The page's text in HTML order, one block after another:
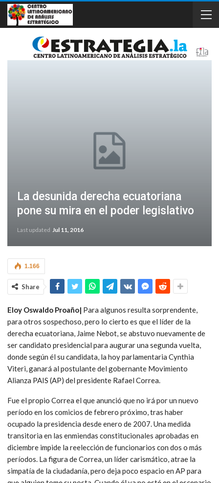
La desunida derecha ecuatoriana
pone su mira en el poder legislativo
Last updated Jul 11, 2016
1.166
Share
Eloy Oswaldo Proaño| Para algunos resulta sorprendente,
para otros sospechoso, pero lo cierto es que el líder de la
derecha ecuatoriana, Jaime Nebot, se abstuvo nuevamente de
ser candidato presidencial para augurar una segunda vuelta,
donde según él su candidata, la hoy parlamentaria Cynthia
Viteri, ganará al postulante del gobernante Movimiento
Alianza PAIS (AP) del presidente Rafael Correa.
Fue el propio Correa el que anunció que no irá por un nuevo
período en los comicios de febrero próximo, tras haber
ocupado la presidencia desde enero de 2007. Una medida
transitoria en las enmiendas constitucionales aprobadas en
diciembre impide la reelección de funcionarios con dos o más
períodos. La figura de Correa, un líder carismático, atrae la
simpatía de la ciudadanía, pero deja poco espacio en AP para